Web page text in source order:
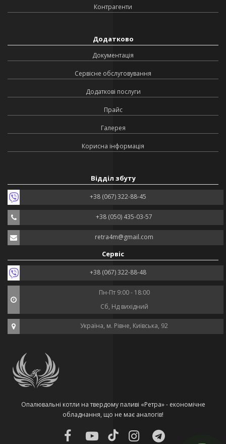
Контрагенти
Додатково
Документація
Сервісне обслуговування
Додаткові послуги
Прайс
Галерея
Корисна інформація
Відділ збуту
+38 (067) 322-88-45
+38 (050) 435-03-57
retra4m@gmail.com
Сервіс
+38 (067) 322-88-48
Пн-Пт 9:00 - 18:00
Сб, Нд вихідний
Україна, м. Рівне, Київська, 92
Опалювальні котли на твердому паливі «Ретра» - економічне
обладнання, що не має аналогів!